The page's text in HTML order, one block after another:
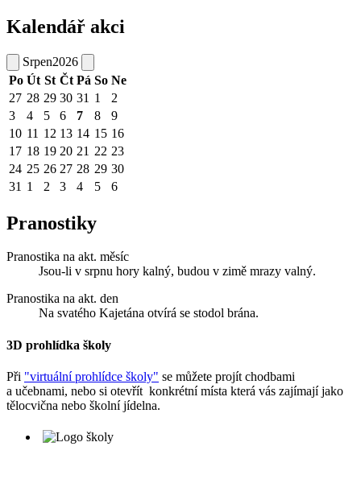
Kalendář akci
Srpen2026
Po Út St Čt Pá So Ne
27 28 29 30 31 1
2
3
4 5 6 7 8
9
10 11 12 13 14 15 16
17 18 19 20 21 22 23
24 25 26 27 28 29 30
31 1 2 3 4 5 6
Pranostiky
Pranostika na akt. měsíc
Jsou-li v srpnu hory kalný, budou v zimě mrazy valný.
Pranostika na akt. den
Na svatého Kajetána otvírá se stodol brána.
3D prohlídka školy
Při "virtuální prohlídce školy" se můžete projít chodbami
a učebnami, nebo si otevřít konkrétní místa která vás zajímají jako
tělocvična nebo školní jídelna.